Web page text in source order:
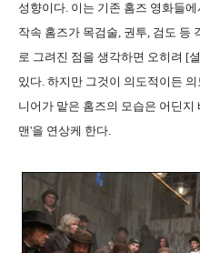
성향이다. 이는 기존 홈즈 영화들
작속 홈즈가 목검술, 권투, 검도 등
로 그려진 점을 생각하면 오히려 [
있다. 하지만 그것이 의도적이든
니어가 맡은 홈즈의 모습은 어딘
맨'을 연상케 한다.